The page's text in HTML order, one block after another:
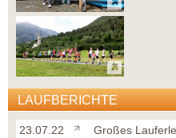
LAUFBERICHTE
23.07.22
Großes